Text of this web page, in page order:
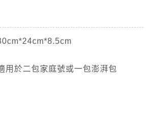
用於二包家庭號或一包澎湃包